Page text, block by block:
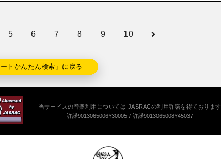
5 6 7 8 9 10
トかんたん検索」に戻る
当サービスの音楽利用については JASRACの利用許諾を得ております
許諾9013065006Y30005
許諾9013065008Y45037